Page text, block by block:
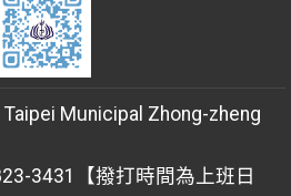
Taipei Municipal Zhong-zheng
3431【撥打時間為上班日